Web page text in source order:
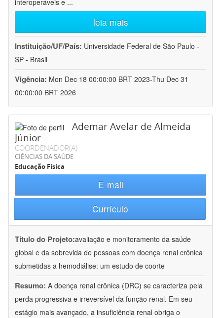
interoperáveis e ...
leia mais
Instituição/UF/País: Universidade Federal de São Paulo -
SP - Brasil
Vigência: Mon Dec 18 00:00:00 BRT 2023-Thu Dec 31
00:00:00 BRT 2026
Ademar Avelar de Almeida
Júnior
COORDENADOR(A)
CIÊNCIAS DA SAÚDE
Educação Física
E-mail
Currículo
Título do Projeto:avaliação e monitoramento da saúde
global e da sobrevida de pessoas com doença renal crônica
submetidas a hemodiálise: um estudo de coorte
Resumo: A doença renal crônica (DRC) se caracteriza pela
perda progressiva e irreversível da função renal. Em seu
estágio mais avançado, a insuficiência renal obriga o